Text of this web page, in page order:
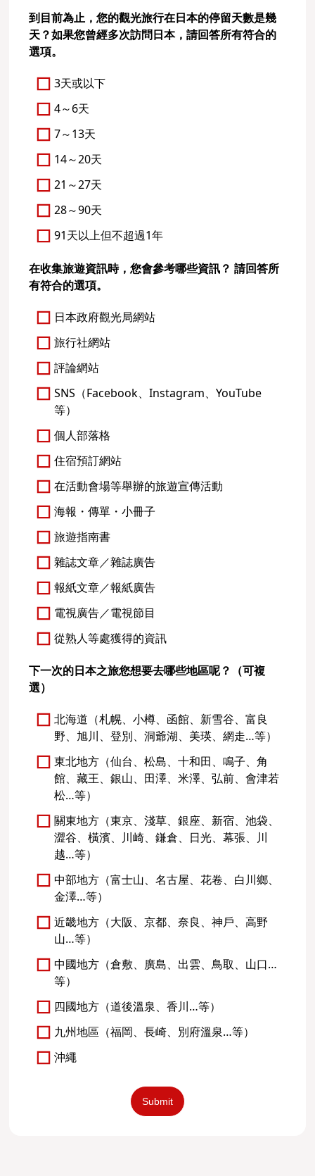
到目前為止，您的觀光旅行在日本的停留天數是幾
天？如果您曾經多次訪問日本，請回答所有符合的
選項。
3天或以下
4～6天
7～13天
14～20天
21～27天
28～90天
91天以上但不超過1年
在收集旅遊資訊時，您會參考哪些資訊？ 請回答所
有符合的選項。
日本政府觀光局網站
旅行社網站
評論網站
SNS（Facebook、Instagram、YouTube
等）
個人部落格
住宿預訂網站
在活動會場等舉辦的旅遊宣傳活動
海報・傳單・小冊子
旅遊指南書
雜誌文章／雜誌廣告
報紙文章／報紙廣告
電視廣告／電視節目
從熟人等處獲得的資訊
下一次的日本之旅您想要去哪些地區呢？（可複
選）
北海道（札幌、小樽、函館、新雪谷、富良
野、旭川、登別、洞爺湖、美瑛、網走…等）
東北地方（仙台、松島、十和田、鳴子、角
館、藏王、銀山、田澤、米澤、弘前、會津若
松…等）
關東地方（東京、淺草、銀座、新宿、池袋、
澀谷、橫濱、川崎、鎌倉、日光、幕張、川
越…等）
中部地方（富士山、名古屋、花卷、白川鄉、
金澤…等）
近畿地方（大阪、京都、奈良、神戶、高野
山…等）
中國地方（倉敷、廣島、出雲、鳥取、山口…
等）
四國地方（道後溫泉、香川…等）
九州地區（福岡、長崎、別府溫泉…等）
沖繩